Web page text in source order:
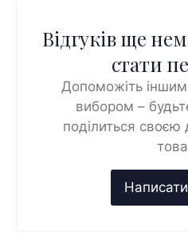
Відгуків ще
стати
Допоможіть
вибором –
поділиться